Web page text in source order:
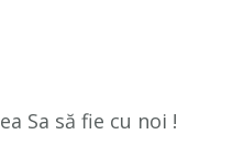
Sa să fie cu noi !